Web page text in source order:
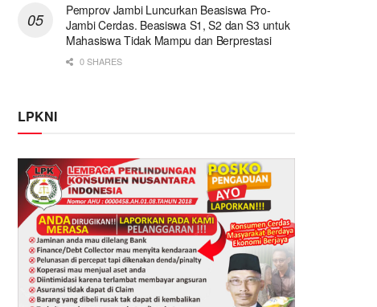
Pemprov Jambi Luncurkan Beasiswa Pro-
Jambi Cerdas. Beasiswa S1, S2 dan S3 untuk
Mahasiswa Tidak Mampu dan Berprestasi
0 SHARES
LPKNI